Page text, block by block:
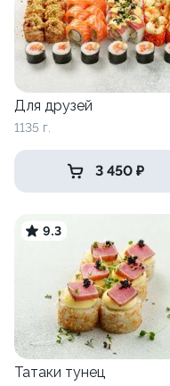
Для друзей
1135 г.
3 450 ₽
9.3
Татаки тунец